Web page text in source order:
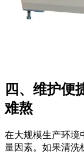
四、维护便
难熬
在大规模生产环境
量因素。如果清洗